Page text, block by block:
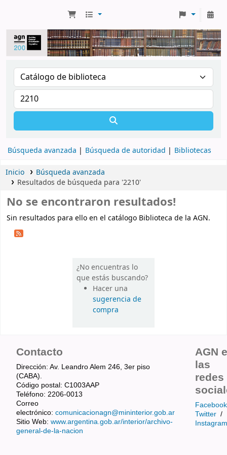
Búsqueda avanzada Búsqueda de autoridad Bibliotecas
Inicio
Búsqueda avanzada
Resultados de búsqueda para '2210'
No se encontraron resultados!
Sin resultados para ello en el catálogo Biblioteca de la AGN.
¿No encuentras lo
que estás buscando?
Hacer una
sugerencia de
compra
Contacto
Dirección: Av. Leandro Alem 246, 3er piso
(CABA).
Código postal: C1003AAP
Teléfono: 2206-0013
Correo
electrónico: comunicacionagn@mininterior.gob.ar
Sitio Web: www.argentina.gob.ar/interior/archivo-
general-de-la-nacion
AGN
las
redes
Facebook
Twitter /
Instagram